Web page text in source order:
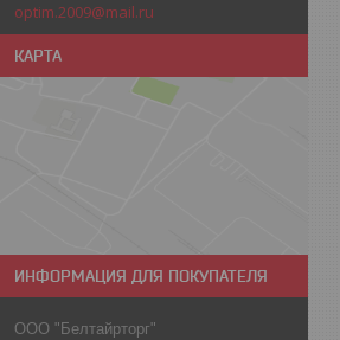
optim.2009@mail.ru
КАРТА
ИНФОРМАЦИЯ ДЛЯ ПОКУПАТЕЛЯ
ООО "Белтайрторг"